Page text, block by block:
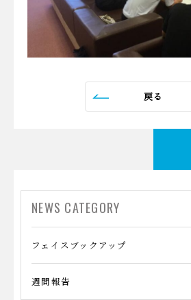
戻る
NEWS CATEGORY
フェイスブックアップ
週間報告